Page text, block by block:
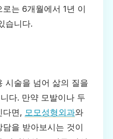
는 6개월에서 1년 이
습니다.
시술을 넘어 삶의 질을
다. 만약 모발이나 두
다면, 모모성형외과와
을 받아보시는 것이